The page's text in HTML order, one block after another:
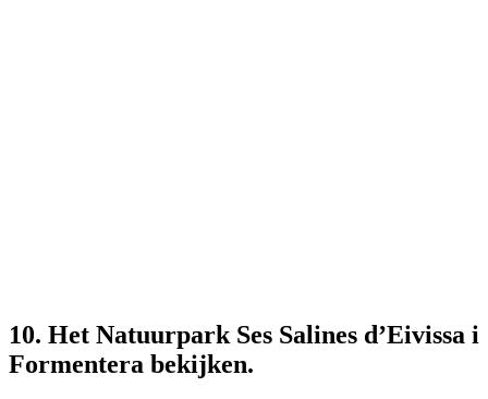
10. Het Natuurpark Ses Salines d’Eivissa i
Formentera bekijken.